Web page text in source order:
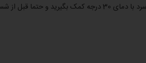
از شستشو پشت و رو کنید.